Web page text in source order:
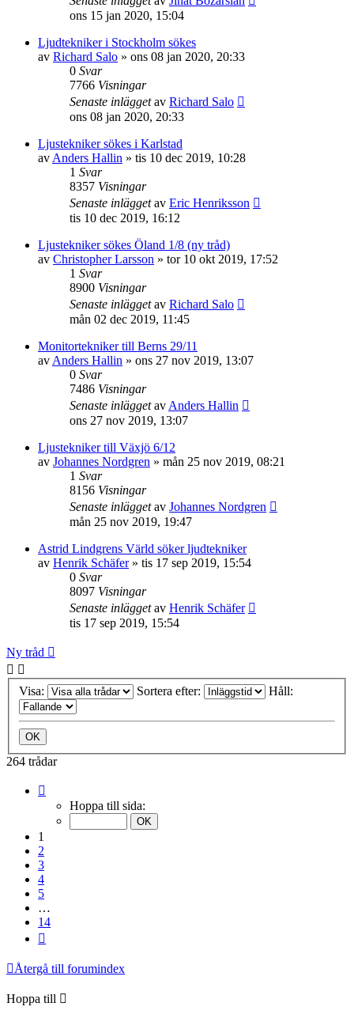
ons 15 jan 2020, 15:04
Ljudtekniker i Stockholm sökes
av Richard Salo » ons 08 jan 2020, 20:33
0 Svar
7766 Visningar
Senaste inläggetav Richard Salo
ons 08 jan 2020, 20:33
Ljustekniker sökes i Karlstad
av Anders Hallin » tis 10 dec 2019, 10:28
1 Svar
8357 Visningar
Senaste inläggetav Eric Henriksson
tis 10 dec 2019, 16:12
Ljustekniker sökes Öland 1/8 (ny tråd)
av Christopher Larsson » tor 10 okt 2019, 17:52
1 Svar
8900 Visningar
Senaste inläggetav Richard Salo
mån 02 dec 2019, 11:45
Monitortekniker till Berns 29/11
av Anders Hallin » ons 27 nov 2019, 13:07
0 Svar
7486 Visningar
Senaste inläggetav Anders Hallin
ons 27 nov 2019, 13:07
Ljustekniker till Växjö 6/12
av Johannes Nordgren » mån 25 nov 2019, 08:21
1 Svar
8156 Visningar
Senaste inläggetav Johannes Nordgren
mån 25 nov 2019, 19:47
Astrid Lindgrens Värld söker ljudtekniker
av Henrik Schäfer» tis 17 sep 2019, 15:54
0 Svar
8097 Visningar
Senaste inläggetav Henrik Schäfer
tis 17 sep 2019, 15:54
Ny tråd
Visa: Sortera efter: Håll:
264 trådar
Hoppa till sida:
1
2
3
4
5
…
14
Återgå till forumindex
Hoppa till